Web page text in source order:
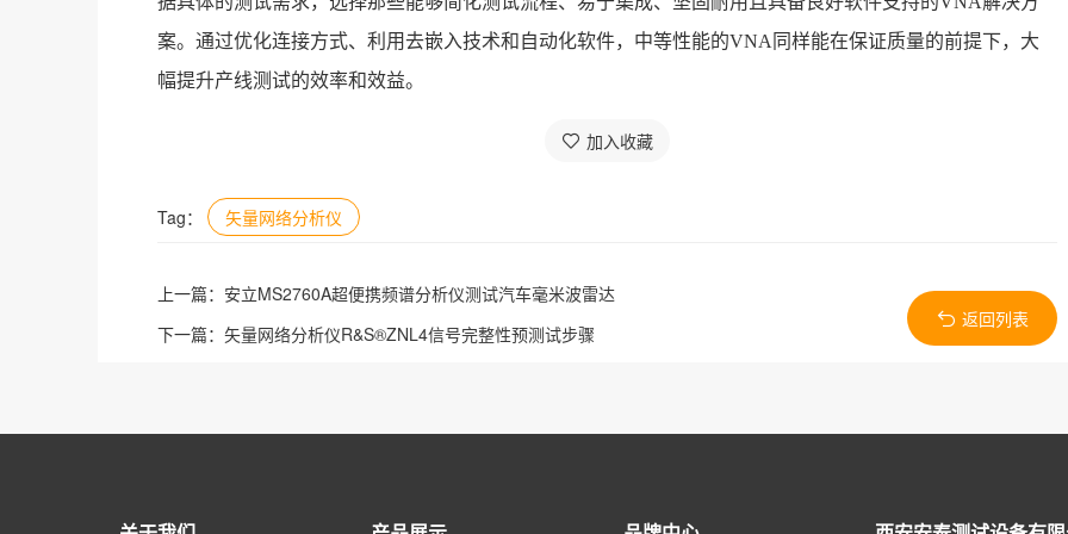
案。通过优化连接方式、利用去嵌入技术和自动化软件，中等性能的VNA同样能在保证质量的前提下，大
幅提升产线测试的效率和效益。
加入收藏
Tag： 矢量网络分析仪
上一篇： 安立MS2760A超便携频谱分析仪测试汽车毫米波雷达
下一篇： 矢量网络分析仪R&S®ZNL4信号完整性预测试步骤
返回列表